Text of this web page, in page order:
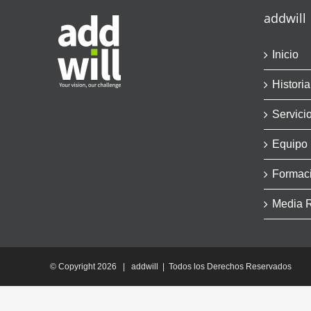
addwill
Inicio
Historia
Equipo
Media
© Copyright2026 | addwill | Todos los Derechos Reservados